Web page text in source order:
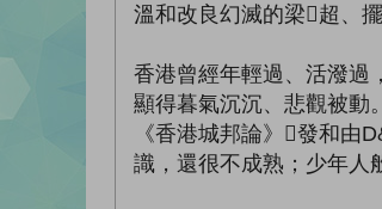
溫和改良幻滅的梁超、
香港曾經年輕過、活潑過
顯得暮氣沉沉、悲觀被動
《香港城邦論》發和由
識，還很不成熟；少年人